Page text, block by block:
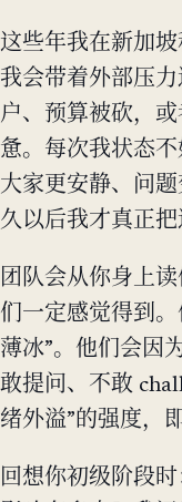
这些年我在新加
我会带着外部压
户、预算被砍，
惫。每次我状态不
大家更安静、问
久以后我才真正把
团队会从你身上
们一定感觉得到
薄冰”。他们会因
敢提问、不敢
绪外溢”的强度，
回想你初级阶段